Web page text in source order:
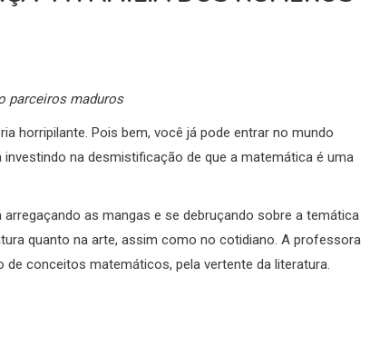
parceiros maduros
horripilante. Pois bem, você já pode entrar no mundo
na desmistificação de que a matemática é uma
arregaçando as mangas e se debruçando sobre a temática
quanto na arte, assim como no cotidiano. A professora
conceitos matemáticos, pela vertente da literatura.